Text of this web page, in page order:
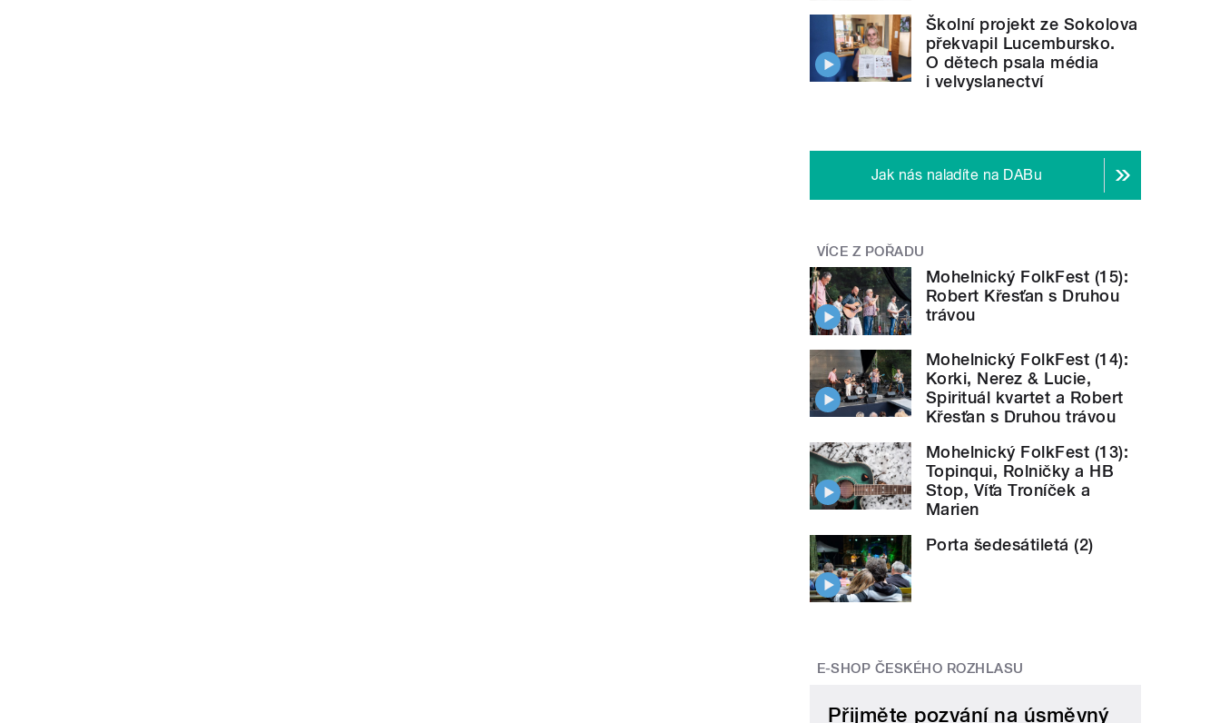
Školní projekt ze Sokolova
překvapil Lucembursko.
O dětech psala média
i velvyslanectví
Jak nás naladíte na DABu
VÍCE Z POŘADU
Mohelnický FolkFest (15):
Robert Křesťan s Druhou
trávou
Mohelnický FolkFest (14):
Korki, Nerez & Lucie,
Spirituál kvartet a Robert
Křesťan s Druhou trávou
Mohelnický FolkFest (13):
Topinqui, Rolničky a HB
Stop, Víťa Troníček a
Marien
Porta šedesátiletá (2)
E-SHOP ČESKÉHO ROZHLASU
Přijměte pozvání na úsměvný